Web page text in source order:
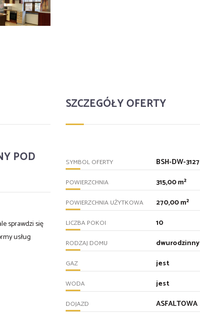
POD
sprawdzi się
usług
SZCZEGÓŁY OFERTY
SYMBOL OFERTY BSH-DW-3127
POWIERZCHNIA 315,00 m²
POWIERZCHNIA UŻYTKOWA 270,00 m²
LICZBA POKOI 10
RODZAJ DOMU dwurodzinny
GAZ jest
WODA jest
DOJAZD ASFALTOWA